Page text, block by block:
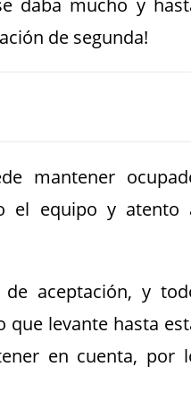
daba mucho y
de segunda!
mantener
el equipo y atento
aceptación, y
que levante hasta
en cuenta, por